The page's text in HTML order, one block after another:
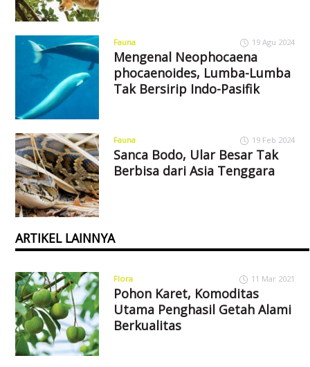
Fauna 19 Agu 2024
Mengenal Neophocaena
phocaenoides, Lumba-Lumba
Tak Bersirip Indo-Pasifik
Fauna 19 Feb 2024
Sanca Bodo, Ular Besar Tak
Berbisa dari Asia Tenggara
ARTIKEL LAINNYA
Flora 11 Mar 2021
Pohon Karet, Komoditas
Utama Penghasil Getah Alami
Berkualitas